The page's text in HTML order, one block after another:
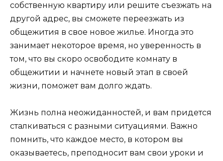
собственную квартиру или решите съезжать на
другой адрес, вы сможете переезжать из
общежития в свое новое жилье. Иногда это
занимает некоторое время, но уверенность в
том, что вы скоро освободите комнату в
общежитии и начнете новый этап в своей
жизни, поможет вам долго ждать.
Жизнь полна неожиданностей, и вам придется
сталкиваться с разными ситуациями. Важно
помнить, что каждое место, в котором вы
оказываетесь, преподносит вам свои уроки и